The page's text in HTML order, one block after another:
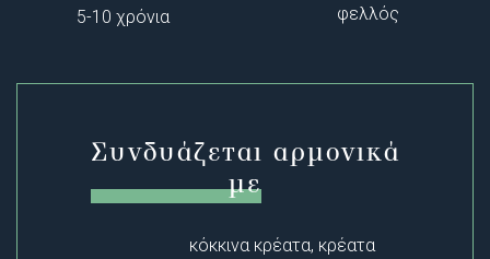
5-10 χρόνια
φελλός
Συνδυάζεται αρμονικά
με
κόκκινα κρέατα, κρέατα